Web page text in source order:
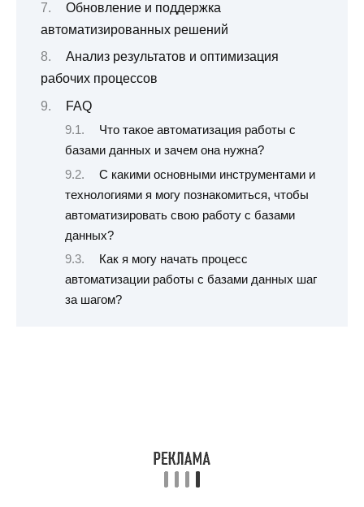
Обновление и поддержка
автоматизированных решений
Анализ результатов и оптимизация
рабочих процессов
FAQ
Что такое автоматизация работы с
базами данных и зачем она нужна?
С какими основными инструментами и
технологиями я могу познакомиться, чтобы
автоматизировать свою работу с базами
данных?
Как я могу начать процесс
автоматизации работы с базами данных шаг
за шагом?